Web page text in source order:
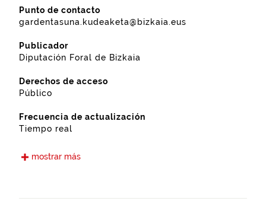
Punto de contacto
gardentasuna.kudeaketa@bizkaia.eus
Publicador
Diputación Foral de Bizkaia
Derechos de acceso
Público
Frecuencia de actualización
Tiempo real
Idiomas
mostrar más